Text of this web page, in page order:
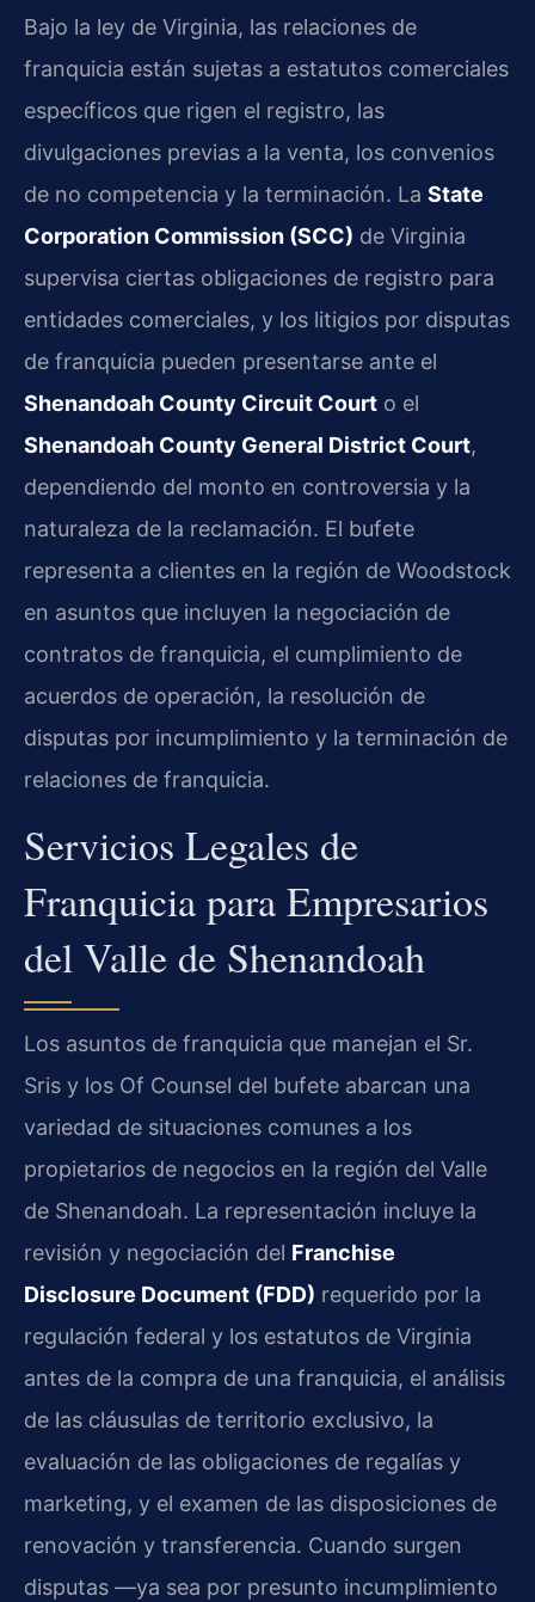
Bajo la ley de Virginia, las relaciones de
franquicia están sujetas a estatutos comerciales
específicos que rigen el registro, las
divulgaciones previas a la venta, los convenios
de no competencia y la terminación. La State
Corporation Commission (SCC) de Virginia
supervisa ciertas obligaciones de registro para
entidades comerciales, y los litigios por disputas
de franquicia pueden presentarse ante el
Shenandoah County Circuit Court o el
Shenandoah County General District Court,
dependiendo del monto en controversia y la
naturaleza de la reclamación. El bufete
representa a clientes en la región de Woodstock
en asuntos que incluyen la negociación de
contratos de franquicia, el cumplimiento de
acuerdos de operación, la resolución de
disputas por incumplimiento y la terminación de
relaciones de franquicia.
Servicios Legales de
Franquicia para Empresarios
del Valle de Shenandoah
Los asuntos de franquicia que manejan el Sr.
Sris y los Of Counsel del bufete abarcan una
variedad de situaciones comunes a los
propietarios de negocios en la región del Valle
de Shenandoah. La representación incluye la
revisión y negociación del Franchise
Disclosure Document (FDD) requerido por la
regulación federal y los estatutos de Virginia
antes de la compra de una franquicia, el análisis
de las cláusulas de territorio exclusivo, la
evaluación de las obligaciones de regalías y
marketing, y el examen de las disposiciones de
renovación y transferencia. Cuando surgen
disputas —ya sea por presunto incumplimiento